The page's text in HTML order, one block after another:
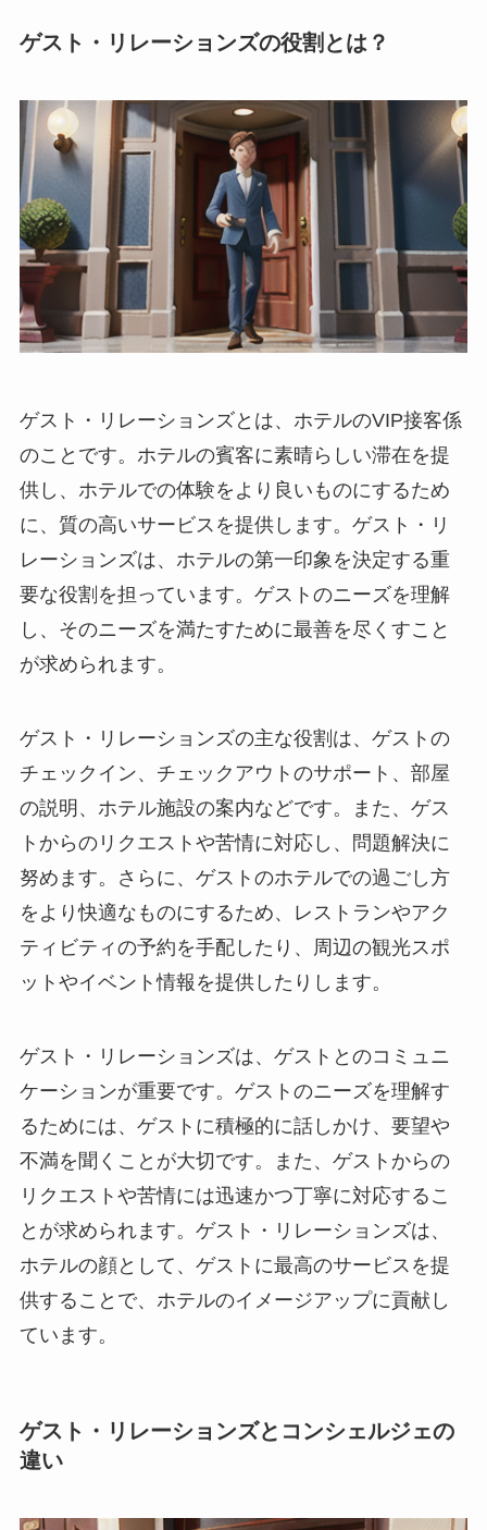
ゲスト・リレーションズの役割とは？
ゲスト・リレーションズとは、ホテルのVIP接客係
のことです。ホテルの賓客に素晴らしい滞在を提
供し、ホテルでの体験をより良いものにするため
に、質の高いサービスを提供します。 ゲスト・リ
レーションズは、ホテルの第一印象を決定する重
要な役割を担っています。 ゲストのニーズを理解
し、そのニーズを満たすために最善を尽くすこと
が求められます。
ゲスト・リレーションズの主な役割は、ゲストの
チェックイン、チェックアウトのサポート、部屋
の説明、ホテル施設の案内などです。また、ゲス
トからのリクエストや苦情に対応し、問題解決に
努めます。さらに、ゲストのホテルでの過ごし方
をより快適なものにするため、レストランやアク
ティビティの予約を手配したり、周辺の観光スポ
ットやイベント情報を提供したりします。
ゲスト・リレーションズは、ゲストとのコミュニ
ケーションが重要です。 ゲストのニーズを理解す
るためには、ゲストに積極的に話しかけ、要望や
不満を聞くことが大切です。また、ゲストからの
リクエストや苦情には迅速かつ丁寧に対応するこ
とが求められます。ゲスト・リレーションズは、
ホテルの顔として、ゲストに最高のサービスを提
供することで、ホテルのイメージアップに貢献し
ています。
ゲスト・リレーションズとコンシェルジェの
違い